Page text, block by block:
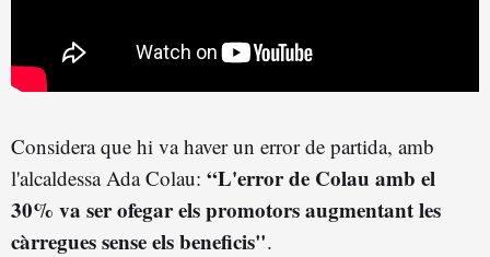
Considera que hi va haver un error de partida, amb
l'alcaldessa Ada Colau: “L'error de Colau amb el
30% va ser ofegar els promotors augmentant les
càrregues sense els beneficis".